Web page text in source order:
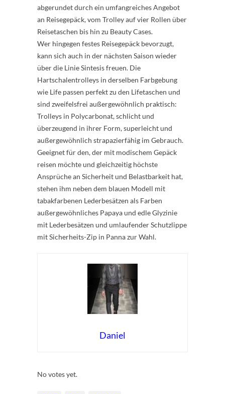
abgerundet durch ein umfangreiches Angebot
an Reisegepäck, vom Trolley auf vier Rollen über
Reisetaschen bis hin zu Beauty Cases.
Wer hingegen festes Reisegepäck bevorzugt,
kann sich auch in der nächsten Saison wieder
über die Linie Sintesis freuen. Die
Hartschalentrolleys in derselben Farbgebung
wie Life passen perfekt zu den Lifetaschen und
sind zweifelsfrei außergewöhnlich praktisch:
Trolleys in Polycarbonat, schlicht und
überzeugend in ihrer Form, superleicht und
außergewöhnlich strapazierfähig im Gebrauch.
Geeignet für den, der mit modischem Gepäck
reisen möchte und gleichzeitig höchste
Ansprüche an Sicherheit und Belastbarkeit hat,
stehen ihm neben dem blauen Modell mit
tabakfarbenen Lederbesätzen als Farben
außergewöhnliches Papaya und edle Glyzinie
mit Lederbesätzen und umlaufender Schutzlippe
mit Sicherheits-Zip in Panna zur Wahl.
Daniel
No votes yet.